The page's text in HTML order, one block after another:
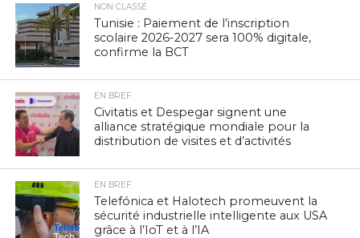
NON CLASSÉ
Tunisie : Paiement de l’inscription
scolaire 2026-2027 sera 100% digitale,
confirme la BCT
EN BREF
Civitatis et Despegar signent une
alliance stratégique mondiale pour la
distribution de visites et d’activités
EN BREF
Telefónica et Halotech promeuvent la
sécurité industrielle intelligente aux USA
grâce à l’IoT et à l’IA